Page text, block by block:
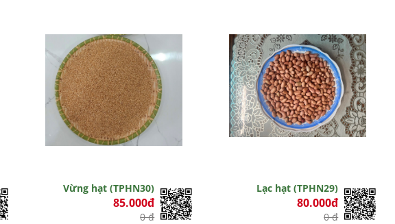
Vừng hạt (TPHN30)
85.000đ
0 đ
Lạc hạt (TPHN29)
80.000đ
0 đ